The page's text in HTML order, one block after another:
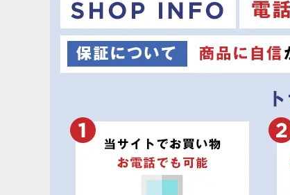
富士ゼロックス CT201361 純正トナー ■シアン
富士ゼロックス CT201362 純正トナー ■マゼンダ
富士ゼロックス CT201363 純正トナー ■イエロー
富士ゼロックス CT350850 純正ドラム
富士ゼロックス CT350850（CT350877） 純正ドラム 4本セット